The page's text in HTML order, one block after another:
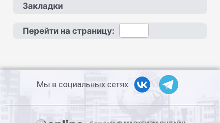
Закладки
Перейти на страницу:
Мы в социальных сетях: